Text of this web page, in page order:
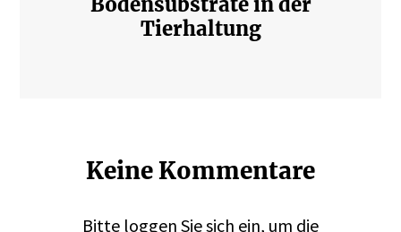
Tierhaltung
Keine Kommentare
Bitte loggen Sie sich ein, um die